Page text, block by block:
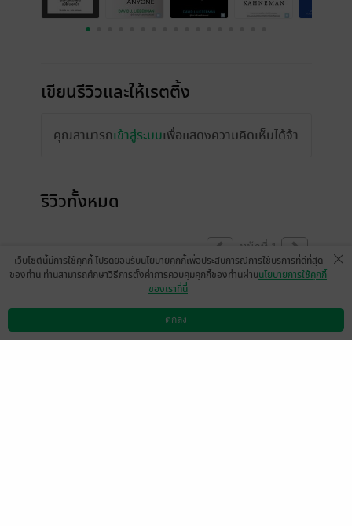
เขียนรีวิวและให้เรตติ้ง
คุณสามารถเข้าสู่ระบบเพื่อแสดงความคิดเห็นได้จ้า
รีวิวทั้งหมด
หน้าที่ 1
ดาวน์โหลดแอป วิธีการใช้งาน ติดต่อเรา
เว็บไซต์นี้มีการใช้คุกกี้ โปรดยอมรับนโยบายคุกกี้เพื่อประสบการณ์การใช้บริการที่ดีที่สุด
ของท่าน ท่านสามารถศึกษาวิธีการตั้งค่าการควบคุมคุกกี้ของท่านผ่านนโยบายการใช้คุกกี้
ของเราที่นี่
ตกลง